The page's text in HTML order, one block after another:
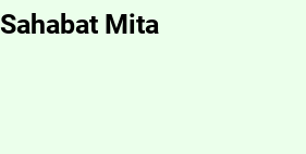
Sahabat Mita